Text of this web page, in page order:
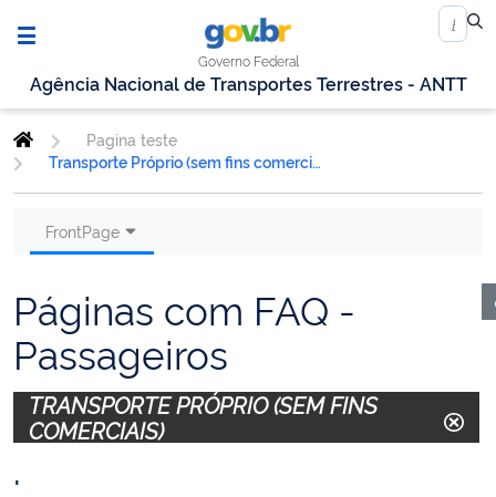
Governo Federal
Agência Nacional de Transportes Terrestres - ANTT
Pagina teste
Transporte Próprio (sem fins comerciais)
FrontPage
Páginas com FAQ -
Passageiros
TRANSPORTE PRÓPRIO (SEM FINS
COMERCIAIS)
.